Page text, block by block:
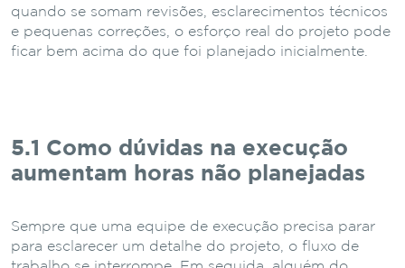
quando se somam revisões, esclarecimentos técnicos
e pequenas correções, o esforço real do projeto pode
ficar bem acima do que foi planejado inicialmente.
5.1 Como dúvidas na execução
aumentam horas não planejadas
Sempre que uma equipe de execução precisa parar
para esclarecer um detalhe do projeto, o fluxo de